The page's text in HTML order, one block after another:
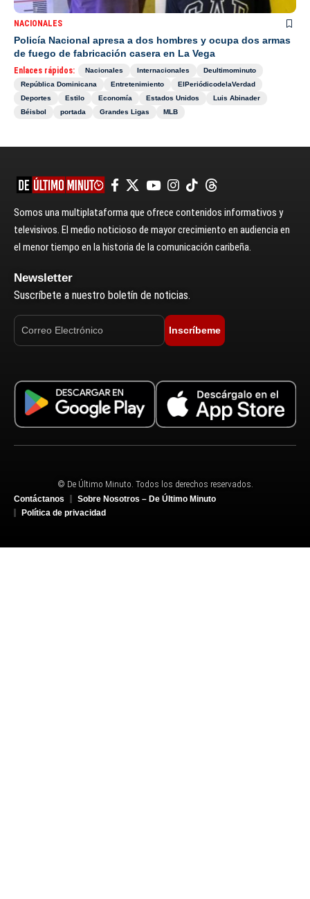
NACIONALES
Policía Nacional apresa a dos hombres y ocupa dos armas
de fuego de fabricación casera en La Vega
Enlaces rápidos: Nacionales Internacionales
Deultimominuto
República Dominicana
Entretenimiento
ElPeriódicodelaVerdad
Deportes
Estilo Economía Estados Unidos
Luis Abinader
Béisbol
portada Grandes Ligas MLB
Somos una multiplataforma que ofrece contenidos informativos y
televisivos. El medio noticioso de mayor crecimiento en audiencia en
el menor tiempo en la historia de la comunicación caribeña.
Newsletter
Suscríbete a nuestro boletín de noticias.
Inscríbeme
© De Último Minuto. Todos los derechos reservados.
Contáctanos
Sobre Nosotros – De Último Minuto
Política de privacidad